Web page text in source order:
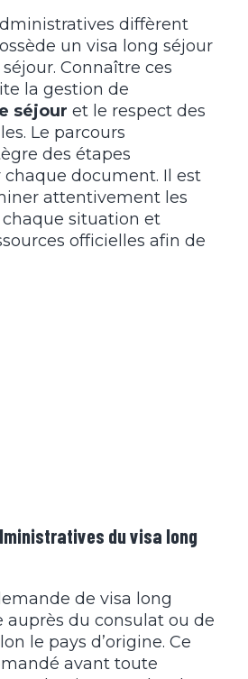
diffèrent
un visa long séjour
Connaître ces
la gestion de
séjour et le respect des
Le parcours
des étapes
document. Il est
attentivement les
situation et
officielles afin de
du visa long
de visa long
auprès du consulat ou de
le pays d’origine. Ce
avant toute